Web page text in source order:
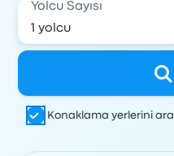
Yolcu Sayısı
Konaklama yerlerini ara